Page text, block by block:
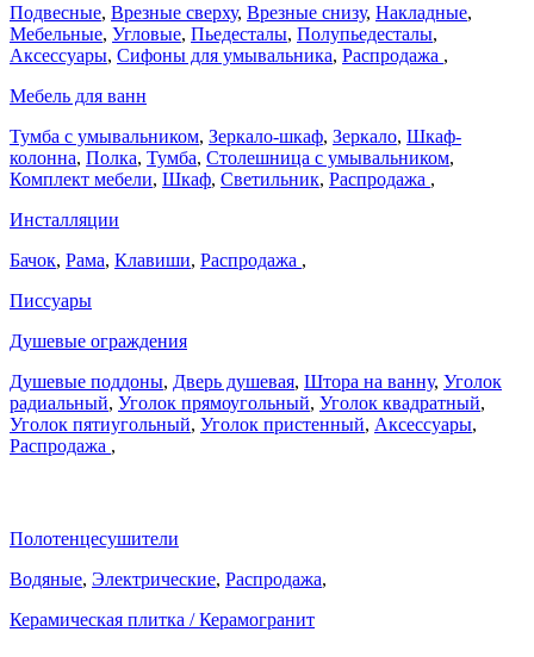
Подвесные, Врезные сверху, Врезные снизу, Накладные,
Мебельные, Угловые, Пьедесталы, Полупьедесталы,
Аксессуары, Сифоны для умывальника, Распродажа ,
Мебель для ванн
Тумба с умывальником, Зеркало-шкаф, Зеркало, Шкаф-
колонна, Полка, Тумба, Столешница с умывальником,
Комплект мебели, Шкаф, Светильник, Распродажа ,
Инсталляции
Бачок, Рама, Клавиши, Распродажа ,
Писсуары
Душевые ограждения
Душевые поддоны, Дверь душевая, Штора на ванну, Уголок
радиальный, Уголок прямоугольный, Уголок квадратный,
Уголок пятиугольный, Уголок пристенный, Аксессуары,
Распродажа ,
Полотенцесушители
Водяные, Электрические, Распродажа,
Керамическая плитка / Керамогранит